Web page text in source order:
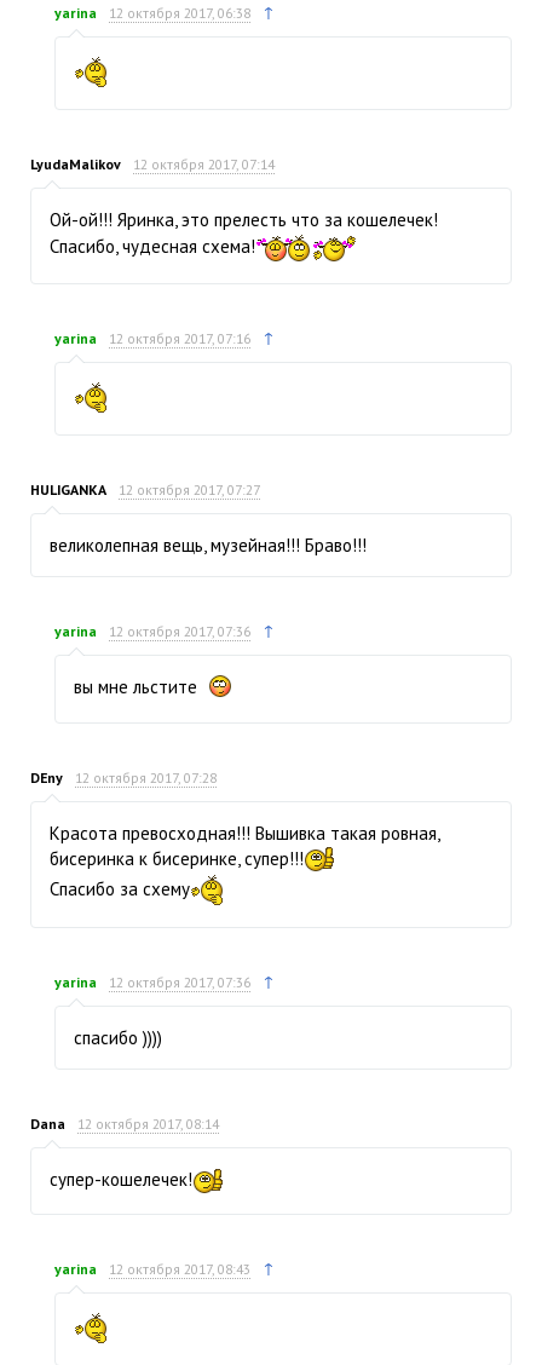
yarina 12 октября 2017, 06:38 ↑
LyudaMalikov 12 октября 2017, 07:14
Ой-ой!!! Яринка, это прелесть что за кошелечек!
Спасибо, чудесная схема!
yarina 12 октября 2017, 07:16 ↑
HULIGANKA 12 октября 2017, 07:27
великолепная вещь, музейная!!! Браво!!!
yarina 12 октября 2017, 07:36 ↑
вы мне льстите
DEny 12 октября 2017, 07:28
Красота превосходная!!! Вышивка такая ровная,
бисеринка к бисеринке, супер!!!
Спасибо за схему
yarina 12 октября 2017, 07:36 ↑
спасибо ))))
Dana 12 октября 2017, 08:14
супер-кошелечек!
yarina 12 октября 2017, 08:43 ↑